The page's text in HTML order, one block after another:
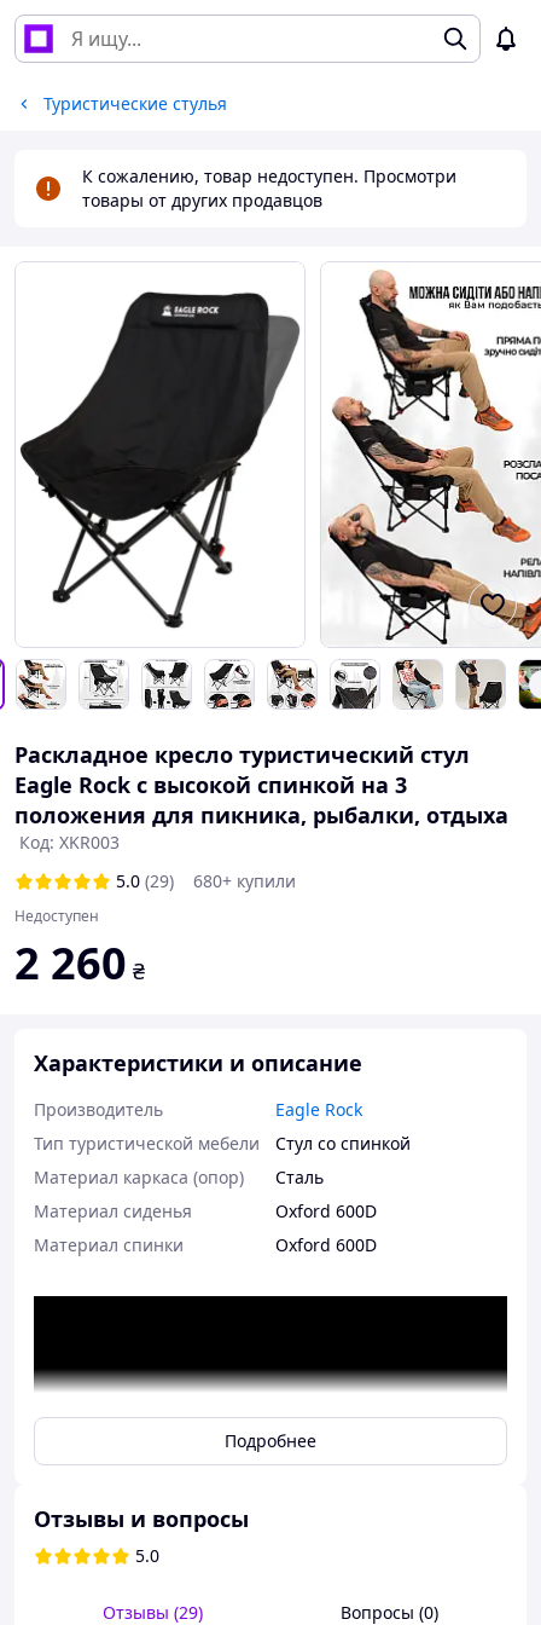
Туристические стулья
К сожалению, товар недоступен. Просмотри
товары от других продавцов
Раскладное кресло туристический стул
Eagle Rock с высокой спинкой на 3
положения для пикника, рыбалки, отдыха
Код: XKR003
5.0 (29) 680+ купили
Недоступен
2 260 ₴
Характеристики и описание
Производитель
Eagle Rock
Тип туристической мебели
Стул со спинкой
Материал каркаса (опор)
Сталь
Материал сиденья
Oxford 600D
Материал спинки
Oxford 600D
Подробнее
Отзывы и вопросы
5.0
Отзывы (29) Вопросы (0)